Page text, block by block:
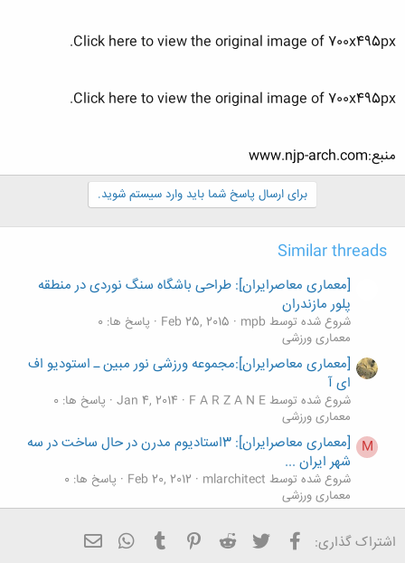
Click here to view the original image of 700x495px.
Click here to view the original image of 700x495px.
منبع:www.njp-arch.com
برای ارسال پاسخ شما باید وارد سیستم شوید.
Similar threads
[معماری معاصرایران]: طراحی باشگاه سنگ نوردی در منطقه
پلور مازندران
شروع شده توسط mpb Feb 25, 2015
پاسخ ها: 0
معماری ورزشی
[معماری معاصرایران]:مجموعه ورزشی نور مبین ـ استودیو اف
ای آ
شروع شده توسط F A R Z A N E Jan 4, 2014 پاسخ ها: 0
معماری ورزشی
M
[معماری معاصرایران]: 3استادیوم مدرن در حال ساخت در سه
شهر ایران ...
شروع شده توسط mlarchitect Feb 20, 2012
پاسخ ها: 0
معماری ورزشی
شروع شده توسط mlarchitect Jul 11, 2010
پاسخ ها: 0
معماری ورزشی
اشتراک گذاری: فیسبوک تویتر Reddit
Pinterest
Tumblr
WhatsApp